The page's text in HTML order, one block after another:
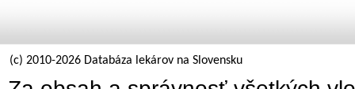
(c) 2010-2026 Databáza lekárov na Slovensku